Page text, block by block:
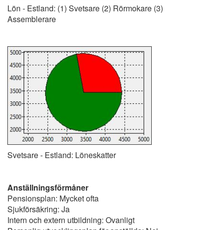
Lön - Estland: (1) Svetsare (2) Rörmokare (3)
Assemblerare
Svetsare - Estland: Löneskatter
Anställningsförmåner
Pensionsplan: Mycket ofta
Sjukförsäkring: Ja
Intern och extern utbildning: Ovanligt